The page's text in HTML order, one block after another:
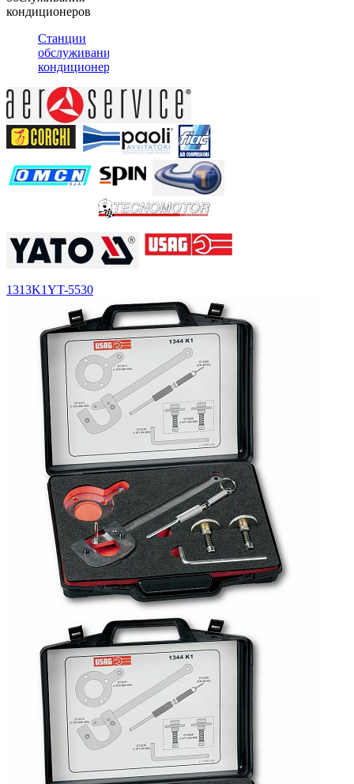
кондиционеров
Станции
обслуживания
кондиционеров
1313K1YT-5530